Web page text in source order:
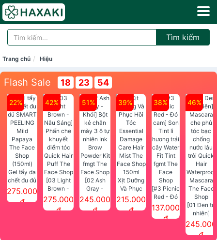
Tìm kiếm
Trang chủ Hiệu
Flash Sale 18 23 54
22%
Gel tẩy da
chết đu đủ
SMART
PEELING
275.000
đ
42%
[03 Light
Brown -
Nâu Sáng]
Phấn che
275.000
đ
51%
[02 Ash
Gray -
Khói] Bột
kẻ chân
245.000
đ
39%
Xịt Dưỡng
Và Phục
Hồi Tóc
Essential
215.000
đ
38%
[#3 Picnic
Red - Đỏ
cam] Son
137.000
đ
46%
[01 Đen tự
nhiên]
Mascara
che phủ
245.000
đ